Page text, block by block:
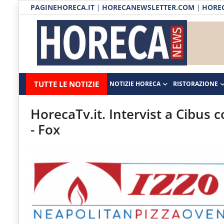
PAGINEHORECA.IT | HORECANEWSLETTER.COM |
Horecanews.it
-
Notizie
Horeca
Il
portale
canale
Horeca
e
del
TUTTE LE NOTIZIE NOTIZIE HORECA RISTORAZIONE
Notizie HORECA
Ristorazione
Ospitalità
Distribuzione
Eventi
RUBRICHE
HorecaTv.it. Intervist a Cibus
- Fox